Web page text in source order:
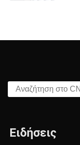
Αναζήτηση στο
Ειδήσεις